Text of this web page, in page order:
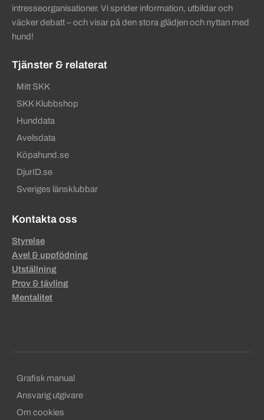
intresseorganisationer. Vi sprider information, utbildar och
väcker debatt – och visar på den stora glädjen och nyttan med
hund!
Tjänster & relaterat
Mitt SKK
SKK Klubbshop
Hunddata
Avelsdata
Köpahund.se
DjurID.se
Sveriges länsklubbar
Kontakta oss
Styrelse
Avel & uppfödning
Utställning
Prov & tävling
Mentalitet
Sekundära sidfotslänkar
Grafisk manual
Ansvarig utgivare
Om cookies